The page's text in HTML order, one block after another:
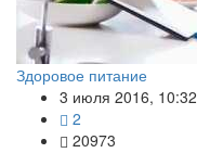
Здоровое питание
3 июля 2016, 10:32
2
20973